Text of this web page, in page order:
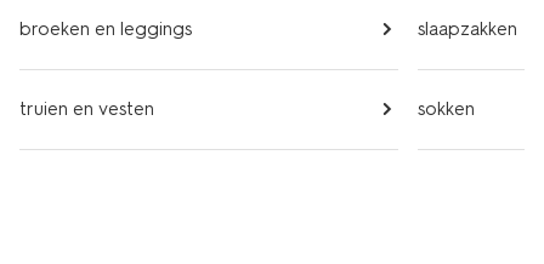
broeken en leggings
truien en vesten
slaapzakken
sokken